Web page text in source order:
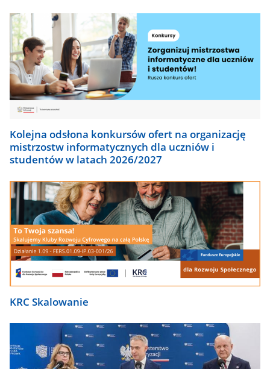
Kolejna odsłona konkursów ofert na organizację
mistrzostw informatycznych dla uczniów i
studentów w latach 2026/2027
KRC Skalowanie